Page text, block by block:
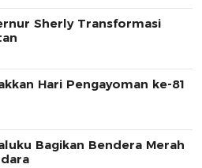
Sherly Transformasi
Hari Pengayoman ke-81
Bagikan Bendera Merah